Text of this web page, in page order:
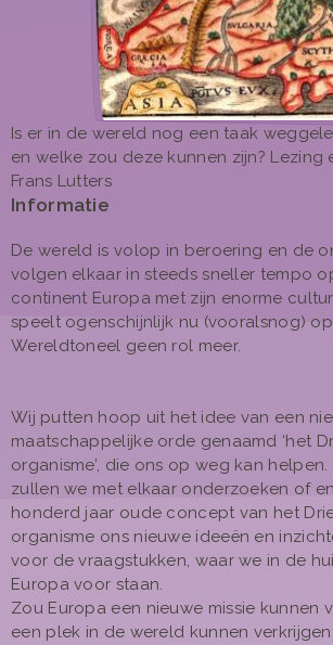
Is er in de wereld nog een taak
en welke zou deze kunnen zijn? Lezing
Frans Lutters
Informatie
De wereld is volop in beroering en de
volgen elkaar in steeds sneller tempo
continent Europa met zijn enorme
speelt ogenschijnlijk nu (vooralsnog)
Wereldtoneel geen rol meer.
Wij putten hoop uit het idee van een
maatschappelijke orde genaamd ‘het
organisme’, die ons op weg kan
zullen we met elkaar onderzoeken of
honderd jaar oude concept van het
organisme ons nieuwe ideeën en
voor de vraagstukken, waar we in de
Europa voor staan.
Zou Europa een nieuwe missie kunnen
een plek in de wereld kunnen